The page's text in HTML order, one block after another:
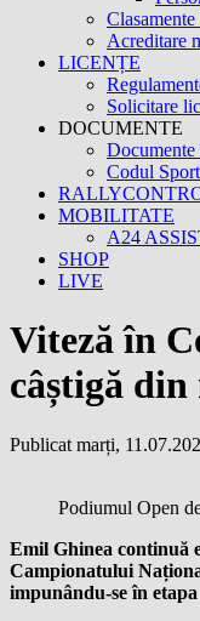
Acreditare
LICENȚE
Solicitare
DOCUMENTE
Codul
MOBILITATE
A24
SHOP
LIVE
Viteză în
câștigă din
Publicat marți,
Podiumul Open
Emil Ghinea continuă
Campionatului
impunându-se în